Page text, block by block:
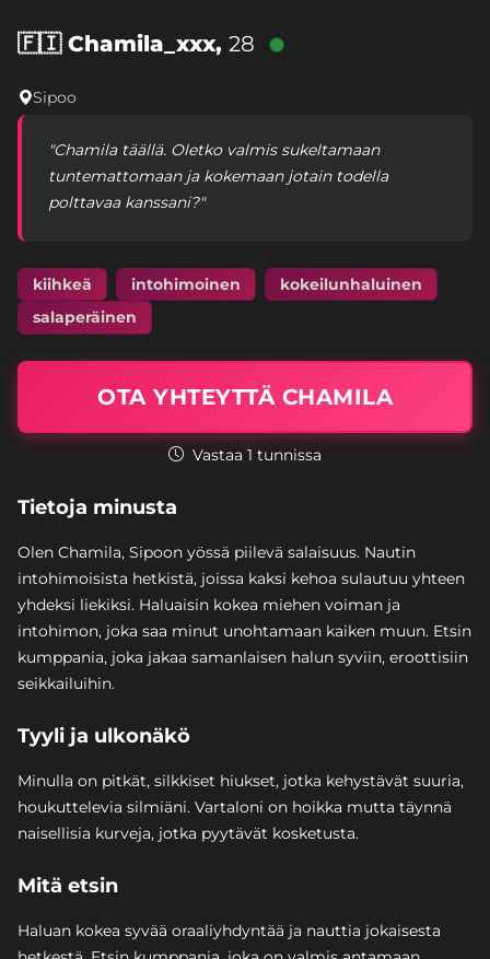
🇫🇮Chamila_xxx, 28
Sipoo
"Chamila täällä. Oletko valmis sukeltamaan
tuntemattomaan ja kokemaan jotain todella
polttavaa kanssani?"
kiihkeä intohimoinen
kokeilunhaluinen
salaperäinen
OTA YHTEYTTÄ CHAMILA
Vastaa 1 tunnissa
Tietoja minusta
Olen Chamila, Sipoon yössä piilevä salaisuus. Nautin
intohimoisista hetkistä, joissa kaksi kehoa sulautuu yhteen
yhdeksi liekiksi. Haluaisin kokea miehen voiman ja
intohimon, joka saa minut unohtamaan kaiken muun. Etsin
kumppania, joka jakaa samanlaisen halun syviin, eroottisiin
seikkailuihin.
Tyyli ja ulkonäkö
Minulla on pitkät, silkkiset hiukset, jotka kehystävät suuria,
houkuttelevia silmiäni. Vartaloni on hoikka mutta täynnä
naisellisia kurveja, jotka pyytävät kosketusta.
Mitä etsin
Haluan kokea syvää oraaliyhdyntää ja nauttia jokaisesta